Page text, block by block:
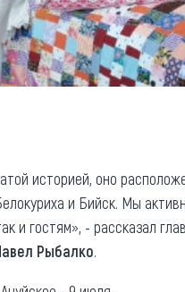
историей, оно
и Бийск. Мы
и гостям», - рассказал
Рыбалко.